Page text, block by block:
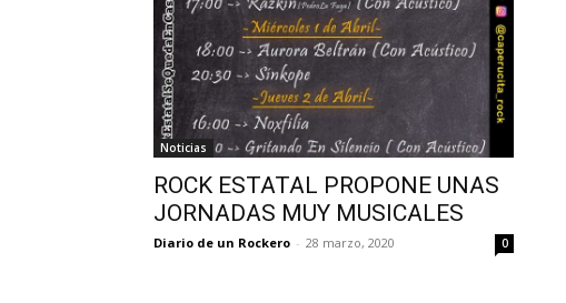
Noticias
ROCK ESTATAL PROPONE UNAS
JORNADAS MUY MUSICALES
Diario de un Rockero - 28 marzo, 2020 0